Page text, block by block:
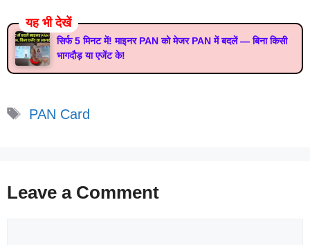
यह भी देखें
सिर्फ 5 मिनट में! माइनर PAN को मेजर PAN में बदलें — बिना किसी
भागदौड़ या एजेंट के!
Tags
PAN Card
Leave a Comment